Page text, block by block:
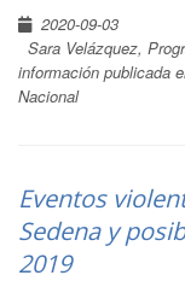
2020-09-03
Sara Velázquez,
información publicada
Nacional
Eventos
Sedena y
2019